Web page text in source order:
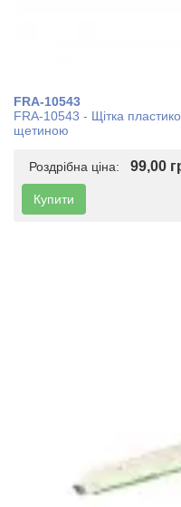
FRA-10543
FRA-10543 - Щітка
щетиною
Роздрібна ціна: 99,00
Купити